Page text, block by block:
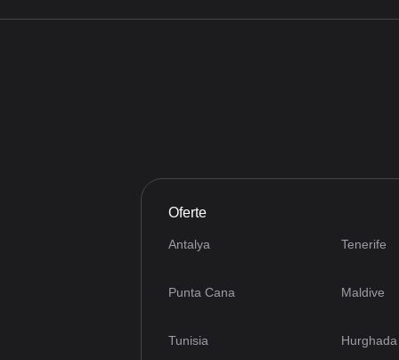
Oferte
Antalya Tenerife
Punta Cana Maldive
Tunisia Hurghada